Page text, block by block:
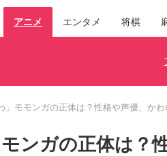
アニメ エンタメ 将棋
」モモンガの正体は？性格や声優、か
ンガの正体は？性